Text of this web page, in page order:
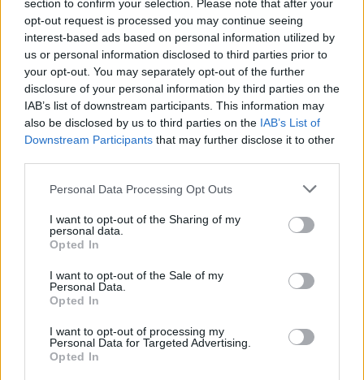
section to confirm your selection. Please note that after your
opt-out request is processed you may continue seeing
interest-based ads based on personal information utilized by
us or personal information disclosed to third parties prior to
your opt-out. You may separately opt-out of the further
disclosure of your personal information by third parties on the
IAB’s list of downstream participants. This information may
also be disclosed by us to third parties on the IAB’s List of
Downstream Participants that may further disclose it to other
Please note that this website/app uses one or more Google
not limited to your visit or usage behaviour. You may click to
grant or deny consent to Google and its third-party tags to
use your data for below specified purposes in below Google
consent section.
Personal Data Processing Opt Outs
I want to opt-out of the Sharing of my
personal data.
Opted In
I want to opt-out of the Sale of my
Personal Data.
Opted In
I want to opt-out of processing my
Personal Data for Targeted Advertising.
Opted In
αμάξι.